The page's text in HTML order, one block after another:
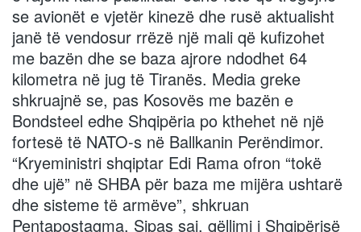
se avionët e vjetër kinezë dhe rusë aktualisht
janë të vendosur rrëzë një mali që kufizohet
me bazën dhe se baza ajrore ndodhet 64
kilometra në jug të Tiranës. Media greke
shkruajnë se, pas Kosovës me bazën e
Bondsteel edhe Shqipëria po kthehet në një
fortesë të NATO-s në Ballkanin Perëndimor.
“Kryeministri shqiptar Edi Rama ofron “tokë
dhe ujë” në SHBA për baza me mijëra ushtarë
dhe sisteme të armëve”, shkruan
Pentapostagma. Sipas saj, qëllimi i Shqipërisë